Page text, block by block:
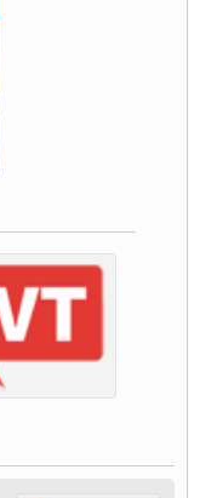
TRABALHADORA
Democrático de Direito
da CNTTL
proposta de reajuste
está mantido,
feira (20)
que liga o Mercosul ao
e fazem protesto
Adoecimento da Classe
PARA A